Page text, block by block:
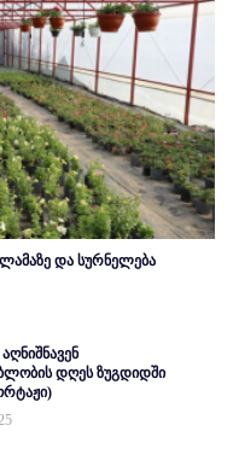
და სურნელება
დღეს ზუგდიდში